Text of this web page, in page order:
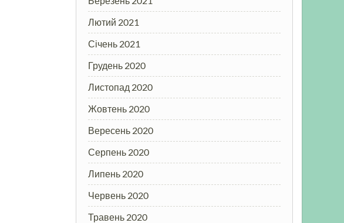
Лютий 2021
Січень 2021
Грудень 2020
Листопад 2020
Жовтень 2020
Вересень 2020
Серпень 2020
Липень 2020
Червень 2020
Травень 2020